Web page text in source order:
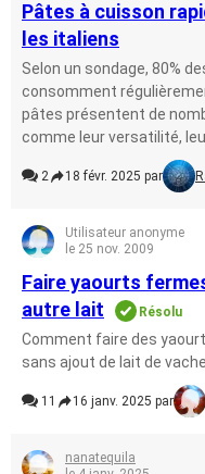
Pâtes à cuisson
les italiens
Selon un sondage, 80%
consomment
pâtes présentent de
comme leur versatilité,
2 18 févr. 2025 par
Utilisateur anonyme
le 25 nov. 2009
Faire yaourts
autre lait
Résolu
Comment faire des
sans ajout de lait de
11 16 janv. 2025 par
nanatequila